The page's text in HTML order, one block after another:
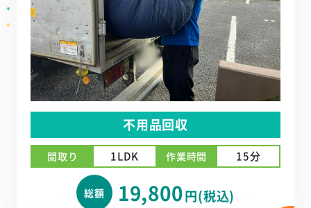
不用品回収
間取り 1LDK 作業時間 15分
総額 19,800円(税込)